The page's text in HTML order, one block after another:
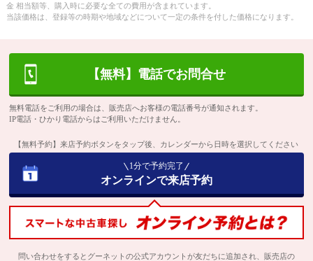
金 相当額等、購入時に必要な全ての費用が含まれています。
当該価格は、登録等の時期や地域などについて一定の条件を付した価格になります。
【無料】電話でお問合せ
無料電話をご利用の場合は、販売店へお客様の電話番号が通知されます。
IP電話・ひかり電話からはご利用いただけません。
【無料予約】来店予約ボタンをタップ後、カレンダーから日時を選択してください
1分で予約完了
オンラインで来店予約
問い合わせをするとグーネットの公式アカウントが友だちに追加され、販売店の